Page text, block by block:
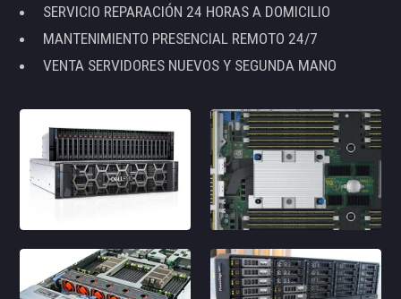
SERVICIO REPARACIÓN 24 HORAS A DOMICILIO
MANTENIMIENTO PRESENCIAL REMOTO 24/7
VENTA SERVIDORES NUEVOS Y SEGUNDA MANO